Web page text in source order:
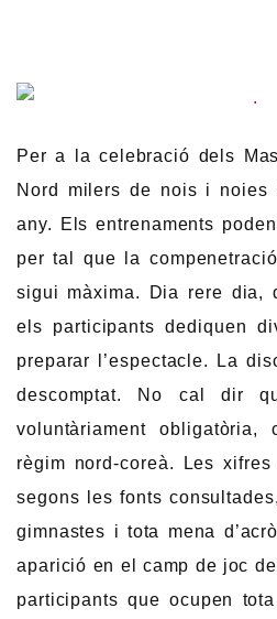
Per a la celebració dels
Nord milers de nois i noies
any. Els entrenaments
per tal que la
sigui màxima. Dia rere dia,
els participants dediquen
preparar l’espectacle. La
descomptat. No cal dir
voluntàriament
règim nord-coreà. Les
segons les fonts
gimnastes i tota mena
aparició en el camp de joc
participants que ocupen